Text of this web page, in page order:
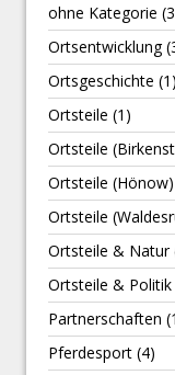
ohne Kategorie
Ortsentwicklung
Ortsgeschichte (1)
Ortsteile (1)
Ortsteile
Ortsteile (Hönow)
Ortsteile
Ortsteile & Natur
Ortsteile & Politik
Partnerschaften
Pferdesport (4)